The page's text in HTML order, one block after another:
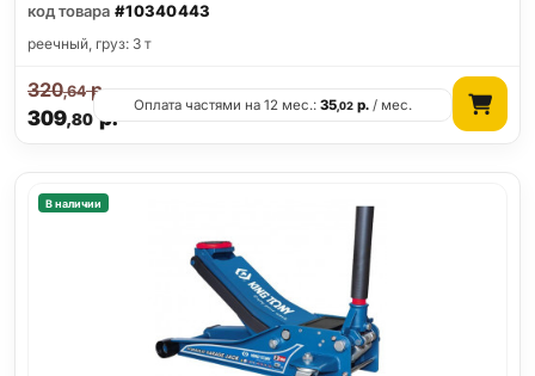
код товара #10340443
реечный, груз: 3 т
309,80р.
320,64р.
Оплата частями на 12 мес.:35,02 р. / мес.
В наличии